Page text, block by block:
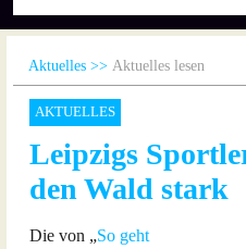
Aktuelles Aktuelles lesen
AKTUELLES
Leipzigs
den Wald stark
Die von „So geht